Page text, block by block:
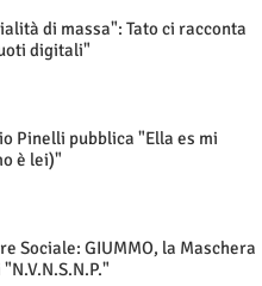
di massa": Tato ci racconta
digitali"
Pinelli pubblica "Ella es mi
è lei)"
Sociale: GIUMMO, la Maschera